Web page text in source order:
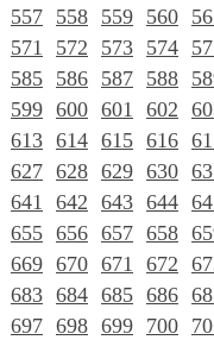
557 558 559 560
571 572 573 574
585 586 587 588
599 600 601 602
613 614 615 616
627 628 629 630
641 642 643 644
655 656 657 658
669 670 671 672
683 684 685 686
697 698 699 700